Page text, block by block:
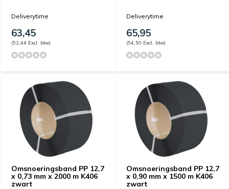
Deliverytime
63,45
(52,44 Excl. btw)
Deliverytime
65,95
(54,50 Excl. btw)
Omsnoeringsband PP 12,7
x 0,73 mm x 2000 m K406
zwart
Omsnoeringsband PP 12,7
x 0,90 mm x 1500 m K406
zwart